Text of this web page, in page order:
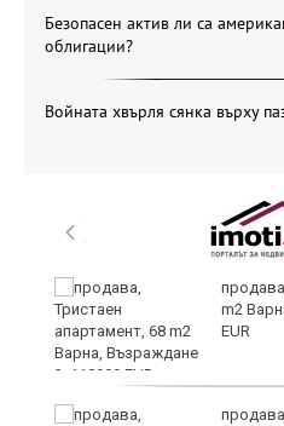
Безопасен актив ли са
облигации?
Войната хвърля сянка върху
m2
EUR